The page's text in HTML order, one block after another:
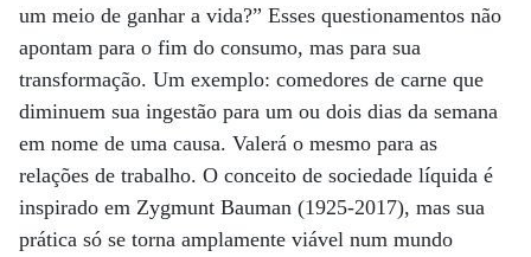
um meio de ganhar a vida?” Esses questionamentos não
apontam para o fim do consumo, mas para sua
transformação. Um exemplo: comedores de carne que
diminuem sua ingestão para um ou dois dias da semana
em nome de uma causa. Valerá o mesmo para as
relações de trabalho. O conceito de sociedade líquida é
inspirado em Zygmunt Bauman (1925-2017), mas sua
prática só se torna amplamente viável num mundo